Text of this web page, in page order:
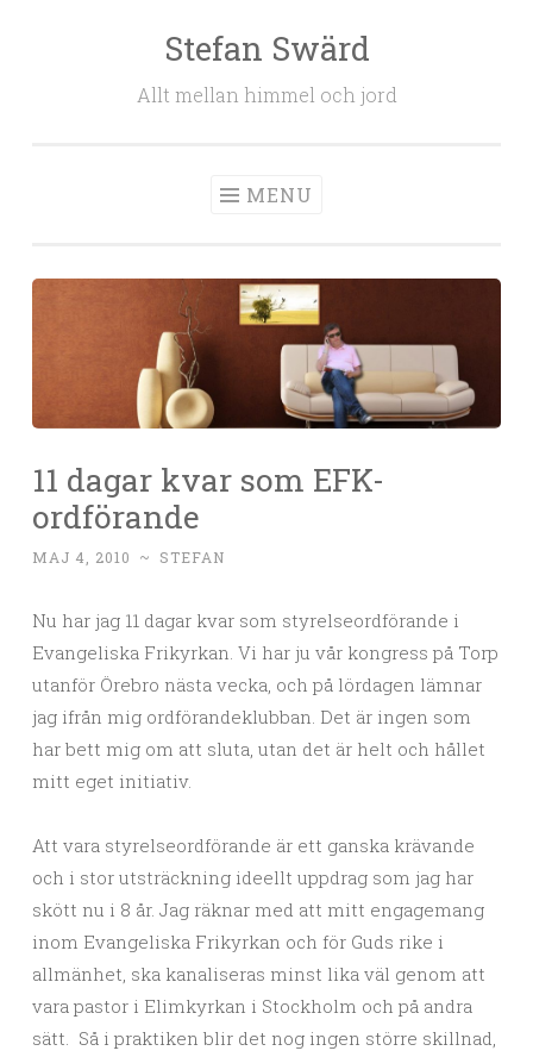
Stefan Swärd
Allt mellan himmel och jord
MENU
11 dagar kvar som EFK-
ordförande
MAJ 4, 2010 ~ STEFAN
Nu har jag 11 dagar kvar som styrelseordförande i
Evangeliska Frikyrkan. Vi har ju vår kongress på Torp
utanför Örebro nästa vecka, och på lördagen lämnar
jag ifrån mig ordförandeklubban. Det är ingen som
har bett mig om att sluta, utan det är helt och hållet
mitt eget initiativ.
Att vara styrelseordförande är ett ganska krävande
och i stor utsträckning ideellt uppdrag som jag har
skött nu i 8 år. Jag räknar med att mitt engagemang
inom Evangeliska Frikyrkan och för Guds rike i
allmänhet, ska kanaliseras minst lika väl genom att
vara pastor i Elimkyrkan i Stockholm och på andra
sätt. Så i praktiken blir det nog ingen större skillnad,